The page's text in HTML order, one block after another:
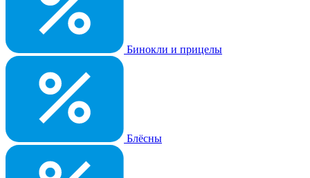
Бинокли и прицелы
Блёсны